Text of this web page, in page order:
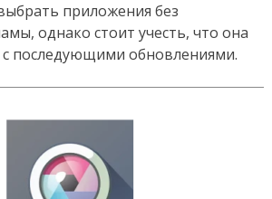
приложения без
однако стоит учесть, что она
последующими обновлениями.